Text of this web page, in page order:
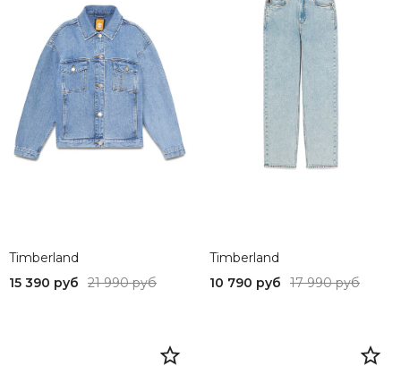
Timberland
15 390 руб
21 990 руб
Timberland
10 790 руб
17 990 руб